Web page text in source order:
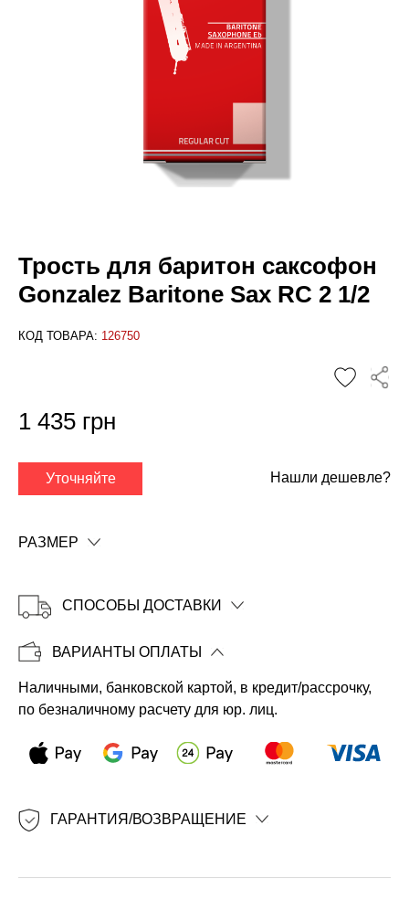
Трость для баритон саксофон
Gonzalez Baritone Sax RC 2 1/2
КОД ТОВАРА: 126750
1 435 грн
Уточняйте Нашли дешевле?
РАЗМЕР
СПОСОБЫ ДОСТАВКИ
ВАРИАНТЫ ОПЛАТЫ
Наличными, банковской картой, в кредит/рассрочку,
по безналичному расчету для юр. лиц.
ГАРАНТИЯ/ВОЗВРАЩЕНИЕ